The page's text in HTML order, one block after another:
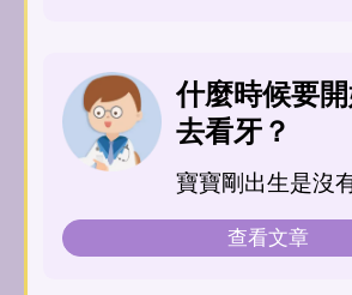
什麼時候要
去看牙？
寶寶剛出生是沒
約在6至8個月時
顆乳牙，平均直
查看文章